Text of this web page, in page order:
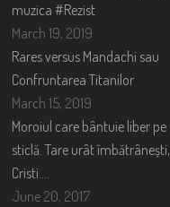
muzica #Rezist
March 19, 2019
Rares versus Mandachi sau
Confruntarea Titanilor
March 15, 2019
Moroiul care bântuie liber pe
sticlă. Tare urât îmbătrânești,
Cristi….
June 20, 2017